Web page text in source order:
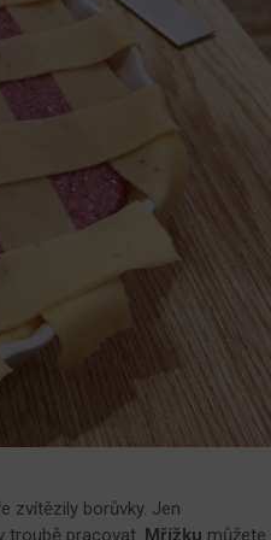
zvítězily borůvky. Jen
troubě pracovat. Mřížku můžete